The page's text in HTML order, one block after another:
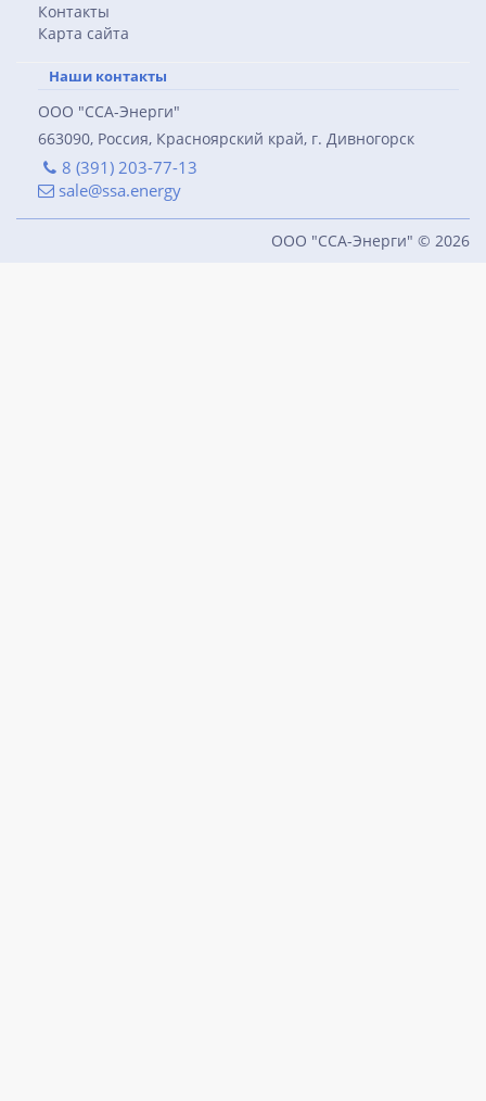
Контакты
Карта сайта
Наши контакты
ООО "ССА-Энерги"
663090, Россия, Красноярский край, г. Дивногорск
8 (391) 203-77-13
sale@ssa.energy
ООО "ССА-Энерги" © 2026